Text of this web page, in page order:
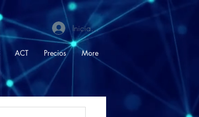
Iniciar sesión
ACT Precios More